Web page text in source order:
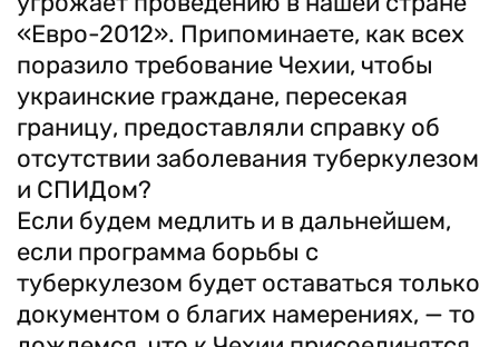
«Евро-2012». Припоминаете, как всех
поразило требование Чехии, чтобы
украинские граждане, пересекая
границу, предоставляли справку об
отсутствии заболевания туберкулезом
и СПИДом?
Если будем медлить и в дальнейшем,
если программа борьбы с
туберкулезом будет оставаться только
документом о благих намерениях, — то